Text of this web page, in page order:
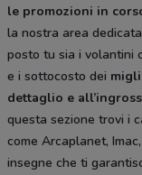
le promozioni in
la nostra area
posto tu sia i volantini
e i sottocosto dei
dettaglio e
questa sezione trovi i
come Arcaplanet,
insegne che ti